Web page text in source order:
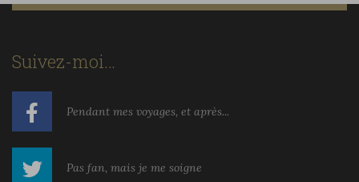
Suivez-moi…
Pendant mes voyages, et après...
Pas fan, mais je me soigne